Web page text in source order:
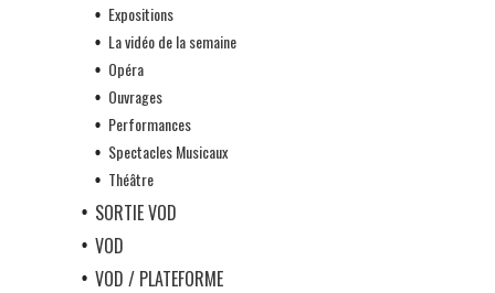
Expositions
La vidéo de la semaine
Opéra
Ouvrages
Performances
Spectacles Musicaux
Théâtre
SORTIE VOD
VOD
VOD / PLATEFORME